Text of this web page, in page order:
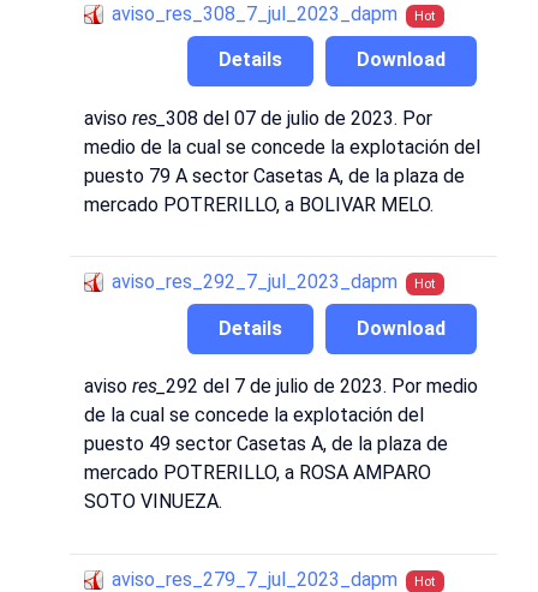
aviso_res_308_7_jul_2023_dapm Hot
Download
Details
aviso res_ 308 del 07 de julio de 2023. Por
medio de la cual se concede la explotación del
puesto 79 A sector Casetas A, de la plaza de
mercado POTRERILLO, a BOLIVAR MELO.
aviso_res_292_7_jul_2023_dapm Hot
Download
Details
aviso res_ 292 del 7 de julio de 2023. Por medio
de la cual se concede la explotación del
puesto 49 sector Casetas A, de la plaza de
mercado POTRERILLO, a ROSA AMPARO
SOTO VINUEZA.
aviso_res_279_7_jul_2023_dapm Hot